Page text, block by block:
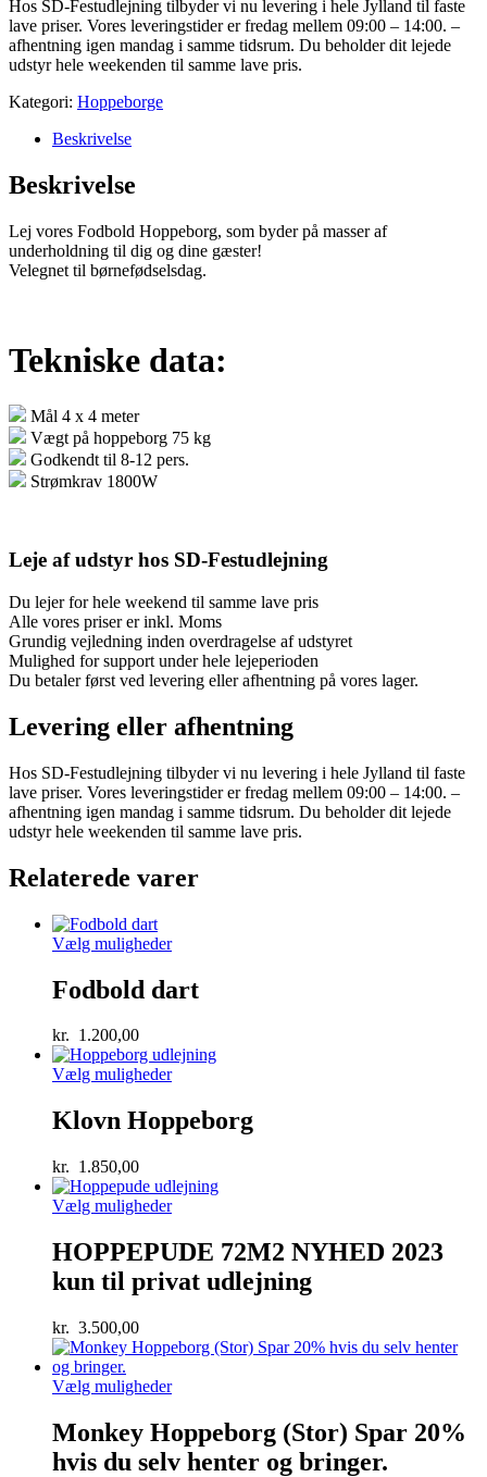
Hos SD-Festudlejning tilbyder vi nu levering i hele Jylland til faste
lave priser. Vores leveringstider er fredag mellem 09:00 – 14:00. –
afhentning igen mandag i samme tidsrum. Du beholder dit lejede
udstyr hele weekenden til samme lave pris.
Kategori: Hoppeborge
Beskrivelse
Beskrivelse
Lej vores Fodbold Hoppeborg, som byder på masser af
underholdning til dig og dine gæster!
Velegnet til børnefødselsdag.
Tekniske data:
Mål 4 x 4 meter
Vægt på hoppeborg 75 kg
Godkendt til 8-12 pers.
Strømkrav 1800W
Leje af udstyr hos SD-Festudlejning
Du lejer for hele weekend til samme lave pris
Alle vores priser er inkl. Moms
Grundig vejledning inden overdragelse af udstyret
Mulighed for support under hele lejeperioden
Du betaler først ved levering eller afhentning på vores lager.
Levering eller afhentning
Hos SD-Festudlejning tilbyder vi nu levering i hele Jylland til faste
lave priser. Vores leveringstider er fredag mellem 09:00 – 14:00. –
afhentning igen mandag i samme tidsrum. Du beholder dit lejede
udstyr hele weekenden til samme lave pris.
Relaterede varer
Vælg muligheder
Fodbold dart
kr. 1.200,00
Vælg muligheder
Klovn Hoppeborg
kr. 1.850,00
Vælg muligheder
HOPPEPUDE 72M2 NYHED 2023
kun til privat udlejning
kr. 3.500,00
Vælg muligheder
Monkey Hoppeborg (Stor) Spar 20%
hvis du selv henter og bringer.